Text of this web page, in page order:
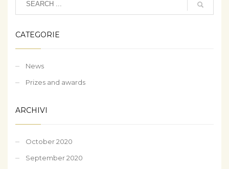
CATEGORIE
News
Prizes and awards
ARCHIVI
October 2020
September 2020